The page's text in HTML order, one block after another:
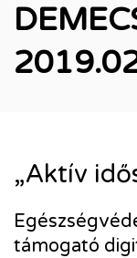
„Aktív
támogató